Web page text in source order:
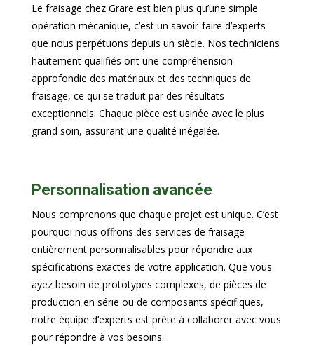
Le fraisage chez Grare est bien plus qu’une simple
opération mécanique, c’est un savoir-faire d’experts
que nous perpétuons depuis un siècle. Nos techniciens
hautement qualifiés ont une compréhension
approfondie des matériaux et des techniques de
fraisage, ce qui se traduit par des résultats
exceptionnels. Chaque pièce est usinée avec le plus
grand soin, assurant une qualité inégalée.
Personnalisation avancée
Nous comprenons que chaque projet est unique. C’est
pourquoi nous offrons des services de fraisage
entièrement personnalisables pour répondre aux
spécifications exactes de votre application. Que vous
ayez besoin de prototypes complexes, de pièces de
production en série ou de composants spécifiques,
notre équipe d’experts est prête à collaborer avec vous
pour répondre à vos besoins.